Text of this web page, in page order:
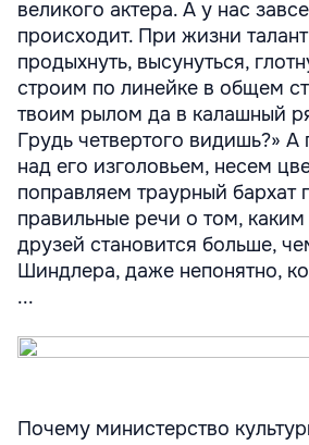
великого актера. А у нас
происходит. При жизни
продыхнуть, высунуться,
строим по линейке в общем
твоим рылом да в калашный
Грудь четвертого видишь?»
над его изголовьем, несем
поправляем траурный бархат
правильные речи о том,
друзей становится больше,
Шиндлера, даже непонятно,
...
Почему министерство